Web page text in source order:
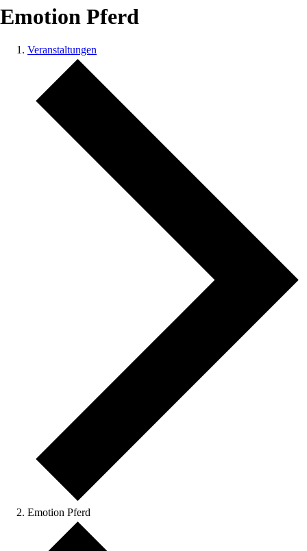
Emotion Pferd
Veranstaltungen
Emotion Pferd